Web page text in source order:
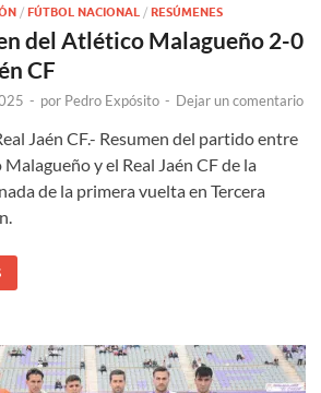
/ FÚTBOL NACIONAL / RESÚMENES
del Atlético Malagueño 2-0
CF
- por Pedro Expósito - Dejar un comentario
Jaén CF.- Resumen del partido entre
y el Real Jaén CF de la
de la primera vuelta en Tercera